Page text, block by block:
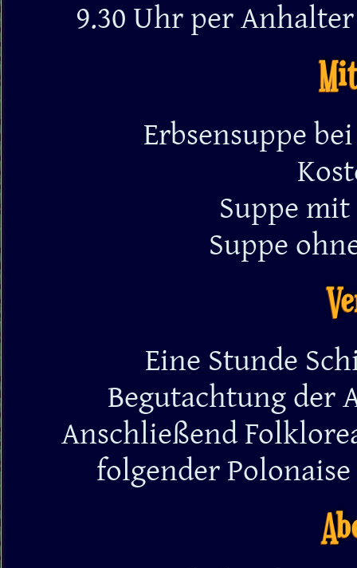
9.30 Uhr per
Erbsensuppe
Suppe mit
Suppe
Eine Stunde
Begutachtung der
Anschließend
folgender